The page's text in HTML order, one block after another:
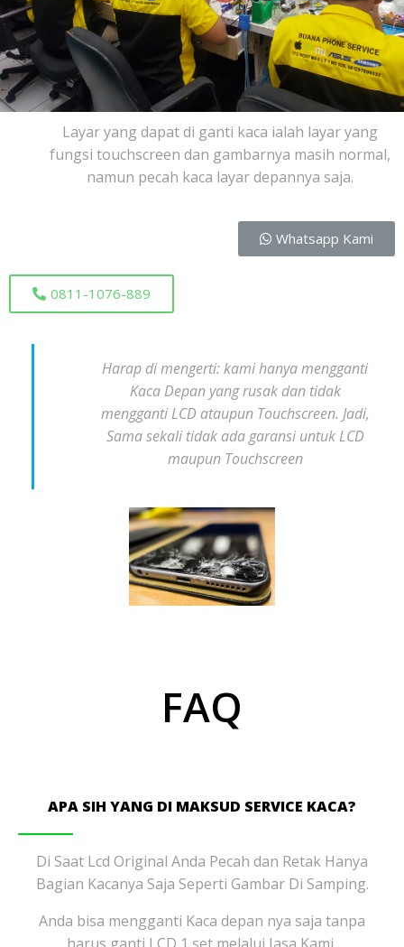
Layar yang dapat di ganti kaca ialah layar yang
fungsi touchscreen dan gambarnya masih normal,
namun pecah kaca layar depannya saja.
Whatsapp Kami
0811-1076-889
Harap di mengerti: kami hanya mengganti
Kaca Depan yang rusak dan tidak
mengganti LCD ataupun Touchscreen. Jadi,
Sama sekali tidak ada garansi untuk LCD
maupun Touchscreen
FAQ
APA SIH YANG DI MAKSUD SERVICE KACA?
Di Saat Lcd Original Anda Pecah dan Retak Hanya
Bagian Kacanya Saja Seperti Gambar Di Samping.
Anda bisa mengganti Kaca depan nya saja tanpa